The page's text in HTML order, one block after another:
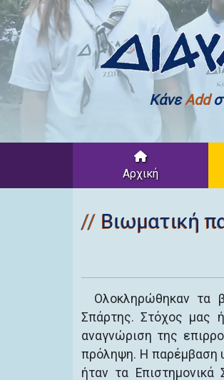
ΚάνεAdd
Αρχική
Βιωματική
Ολοκληρώθηκαν τα
Σπάρτης. Στόχος μας
αναγνώριση της
πρόληψη. Η παρέμβαση
ήταν τα